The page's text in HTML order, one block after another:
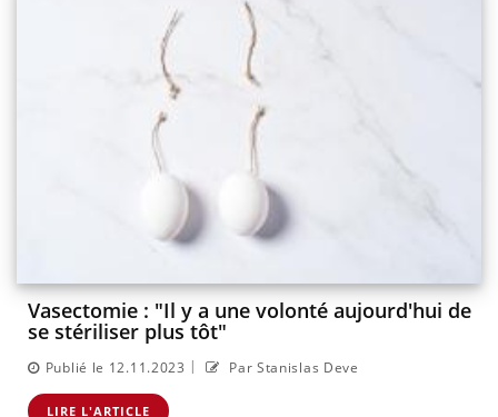
Vasectomie : "Il y a une volonté aujourd'hui de
se stériliser plus tôt"
Publié le 12.11.2023 | Par Stanislas Deve
LIRE L'ARTICLE